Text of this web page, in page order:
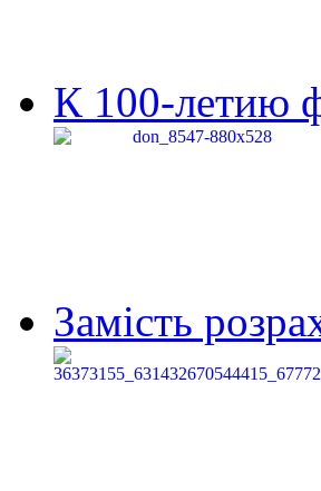
К 100-летию
Замість